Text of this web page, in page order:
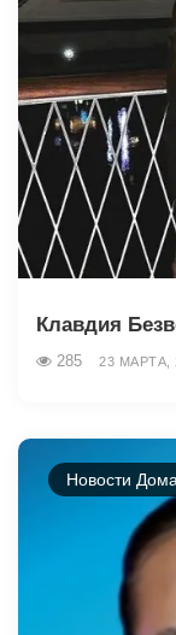
Клавдия
285 23 МАРТА,
Новости